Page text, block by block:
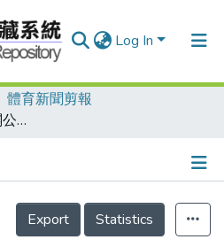
Log In
體育新聞剪報
台中市體2用地開發 闢公園保留梅鏡堂 三合院老建築 大戶風華猶存 全台最大都市更新 吸引4財團 但業者關切會出現釘子戶、基地內老建築梅鏡堂去留問題 都發處表示 梅鏡堂因228事件人物謝雪紅、雲門舞集創辦人林懷民均曾在此居住 決闢為公園保留
Details
Export
Statistics